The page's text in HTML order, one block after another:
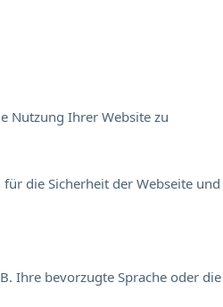
Nutzung Ihrer Website zu
die Sicherheit der Webseite und
Ihre bevorzugte Sprache oder die